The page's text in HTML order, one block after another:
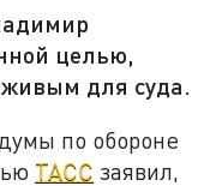
целью,
живым для суда.
по обороне
ТАСС заявил,